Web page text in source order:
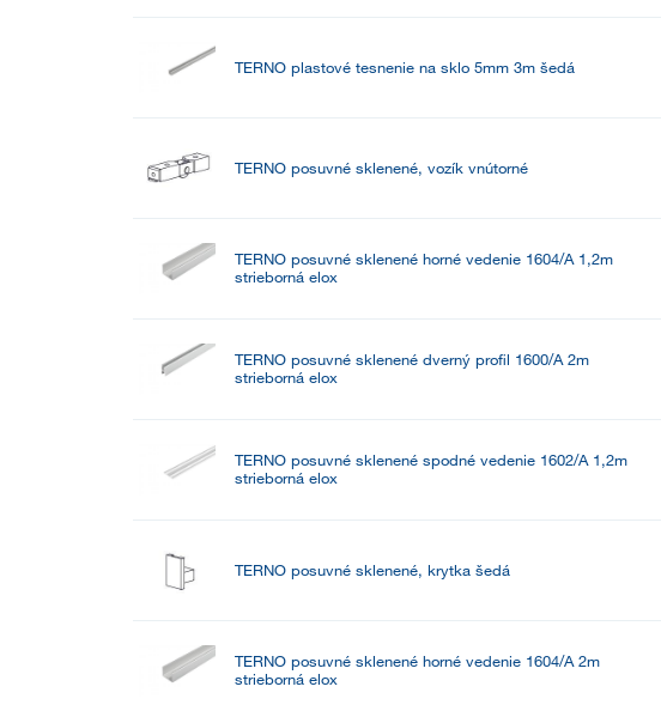
TERNO plastové tesnenie na sklo 5mm 3m šedá
TERNO posuvné sklenené, vozík vnútorné
TERNO posuvné sklenené horné vedenie 1604/A 1,2m
strieborná elox
TERNO posuvné sklenené dverný profil 1600/A 2m
strieborná elox
TERNO posuvné sklenené spodné vedenie 1602/A 1,2m
strieborná elox
TERNO posuvné sklenené, krytka šedá
TERNO posuvné sklenené horné vedenie 1604/A 2m
strieborná elox